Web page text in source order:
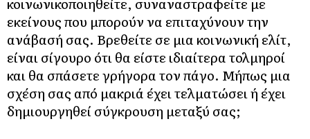
εκείνους που μπορούν να επιταχύνουν την
ανάβασή σας. Βρεθείτε σε μια κοινωνική ελίτ,
είναι σίγουρο ότι θα είστε ιδιαίτερα τολμηροί
και θα σπάσετε γρήγορα τον πάγο. Μήπως μια
σχέση σας από μακριά έχει τελματώσει ή έχει
δημιουργηθεί σύγκρουση μεταξύ σας;